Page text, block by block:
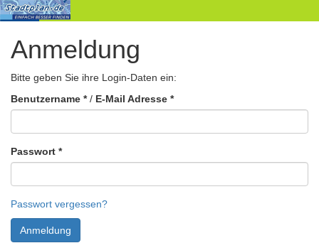
Stadtpläne
Login
Anmeldung
Bitte geben Sie ihre Login-Daten ein:
Benutzername */ E-Mail Adresse *
Passwort *
Passwort vergessen?